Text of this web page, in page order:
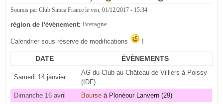
Soumis par Club Simca France le ven, 01/12/2017 - 15:34
région de l'évènement: Bretagne
Calendrier sous réserve de modifications !
DATE ÉVÈNEMENTS
Samedi 14 janvier
AG du Club au Château de Villiers à Poissy
(IDF)
Dimanche 16 avril
Bourse à Plonéour Lanvern (29)